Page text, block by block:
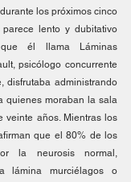
los próximos cinco
lento y dubitativo
él llama Láminas
psicólogo concurrente
disfrutaba administrando
quienes moraban la sala
veinte años. Mientras los
que el 80% de los
la neurosis normal,
lámina murciélagos o